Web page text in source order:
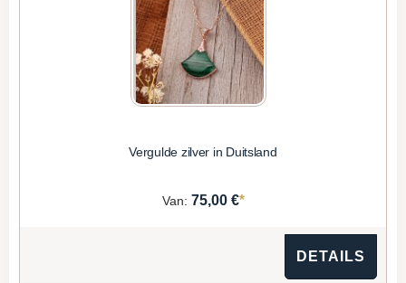
Vergulde zilver in Duitsland
Van: 75,00 €*
DETAILS